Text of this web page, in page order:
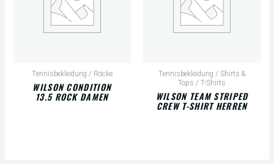
Tennisbekleidung / Röcke
WILSON CONDITION
13.5 ROCK DAMEN
Tennisbekleidung / Shirts &
Tops / T-Shirts
WILSON TEAM STRIPED
CREW T-SHIRT HERREN